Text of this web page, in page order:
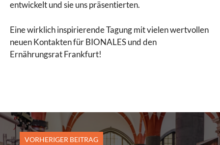
entwickelt und sie uns präsentierten.
Eine wirklich inspirierende Tagung mit vielen wertvollen
neuen Kontakten für BIONALES und den
Ernährungsrat Frankfurt!
VORHERIGER BEITRAG